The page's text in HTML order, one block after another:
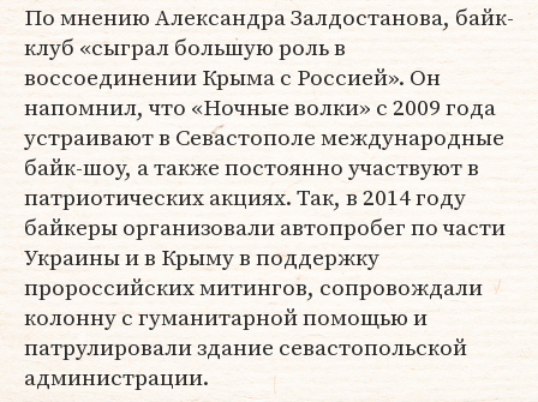
По мнению Александра Залдостанова, байк-
клуб «сыграл большую роль в
воссоединении Крыма с Россией». Он
напомнил, что «Ночные волки» с 2009 года
устраивают в Севастополе международные
байк-шоу, а также постоянно участвуют в
патриотических акциях. Так, в 2014 году
байкеры организовали автопробег по части
Украины и в Крыму в поддержку
пророссийских митингов, сопровождали
колонну с гуманитарной помощью и
патрулировали здание севастопольской
администрации.